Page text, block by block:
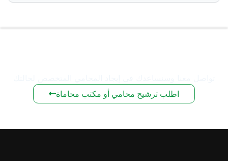
اطلب ترشيح محامي أو مكتب محاماة